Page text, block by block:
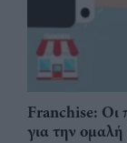
Franchise: Οι
για την ομαλή